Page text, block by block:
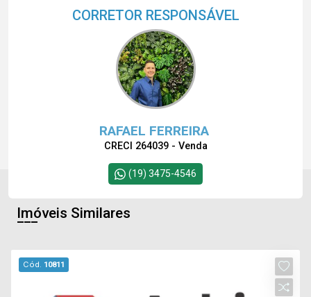
CORRETOR RESPONSÁVEL
RAFAEL FERREIRA
CRECI 264039 - Venda
(19) 3475-4546
Imóveis Similares
Cód. 10811